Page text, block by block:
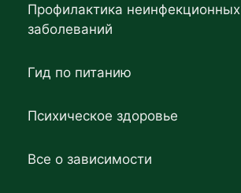
Профилактика неинфекционных
заболеваний
Гид по питанию
Психическое здоровье
Все о зависимости